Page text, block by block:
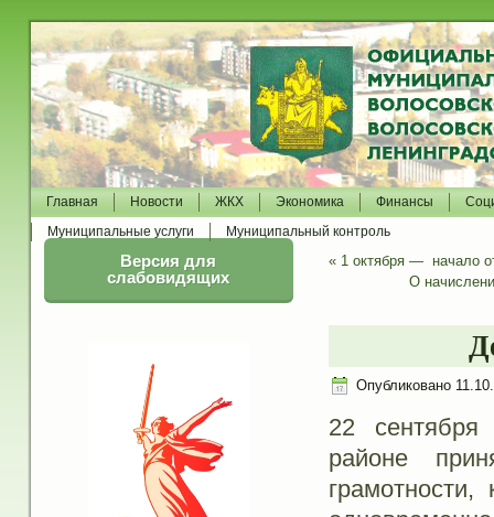
Главная Новости ЖКХ Экономика Финансы
Муниципальные услуги
Муниципальный контроль
Версия для
слабовидящих
« 1 октября — начало
О
Опубликовано
22
районе